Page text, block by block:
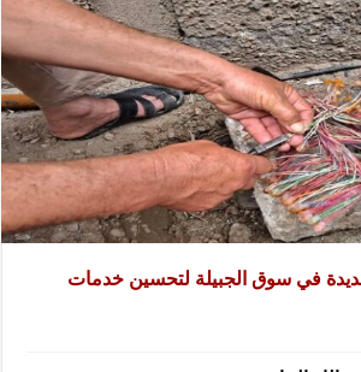
في سوق الجبيلة لتحسين خدمات